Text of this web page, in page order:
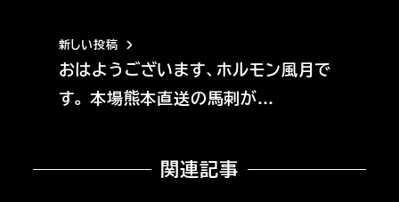
新しい投稿
おはようございます、ホルモン風月で
す。 本場熊本直送の馬刺が…
関連記事